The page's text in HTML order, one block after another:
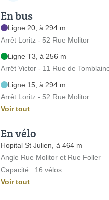
En bus
Ligne 20, à 294 m
Arrêt Loritz - 52 Rue Molitor
Ligne T3, à 256 m
Arrêt Victor - 11 Rue de
Ligne 15, à 294 m
Arrêt Loritz - 52 Rue Molitor
Voir tout
En vélo
Hopital St Julien, à 464 m
Angle Rue Molitor et Rue Foller
Capacité : 16 vélos
Voir tout